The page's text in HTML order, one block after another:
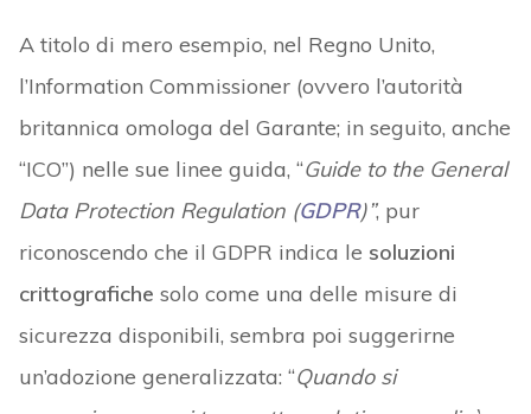
A titolo di mero esempio, nel Regno Unito,
l’Information Commissioner (ovvero l’autorità
britannica omologa del Garante; in seguito, anche
“ICO”) nelle sue linee guida, “Guide to the General
Data Protection Regulation (GDPR)”, pur
riconoscendo che il GDPR indica le soluzioni
crittografiche solo come una delle misure di
sicurezza disponibili, sembra poi suggerirne
un’adozione generalizzata: “Quando si